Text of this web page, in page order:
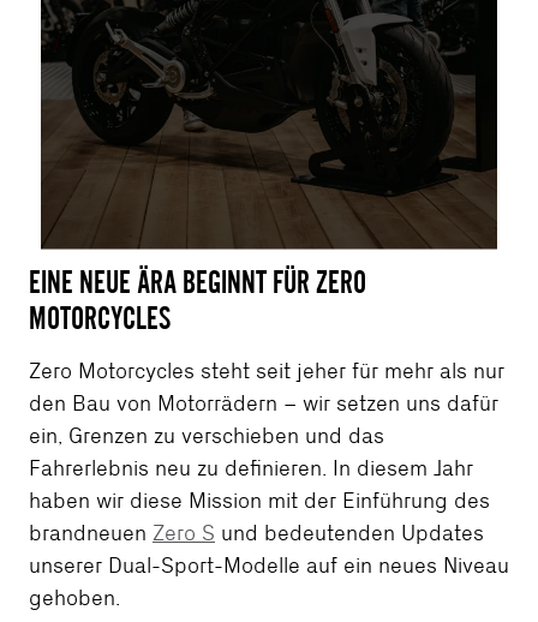
EINE NEUE ÄRA BEGINNT FÜR ZERO
MOTORCYCLES
Zero Motorcycles steht seit jeher für mehr als nur
den Bau von Motorrädern – wir setzen uns dafür
ein, Grenzen zu verschieben und das
Fahrerlebnis neu zu definieren. In diesem Jahr
haben wir diese Mission mit der Einführung des
brandneuen Zero S und bedeutenden Updates
unserer Dual-Sport-Modelle auf ein neues Niveau
gehoben.